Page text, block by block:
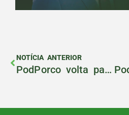
NOTÍCIA ANTERIOR
PodPorco volta para BH com a Fan Cast 2.0